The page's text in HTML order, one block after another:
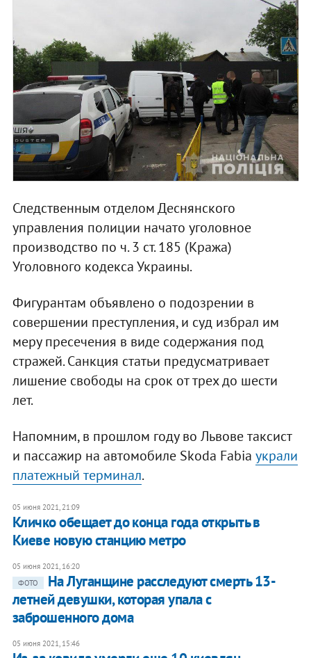
Следственным отделом Деснянского
управления полиции начато уголовное
производство по ч. 3 ст. 185 (Кража)
Уголовного кодекса Украины.
Фигурантам объявлено о подозрении в
совершении преступления, и суд избрал им
меру пресечения в виде содержания под
стражей. Санкция статьи предусматривает
лишение свободы на срок от трех до шести
лет.
Напомним, в прошлом году во Львове таксист
и пассажир на автомобиле Skoda Fabia украли
платежный терминал.
05 июня 2021, 21:09
Кличко обещает до конца года открыть в
Киеве новую станцию метро
05 июня 2021, 16:20
ФОТО
На Луганщине расследуют смерть 13-
летней девушки, которая упала с
заброшенного дома
05 июня 2021, 15:46